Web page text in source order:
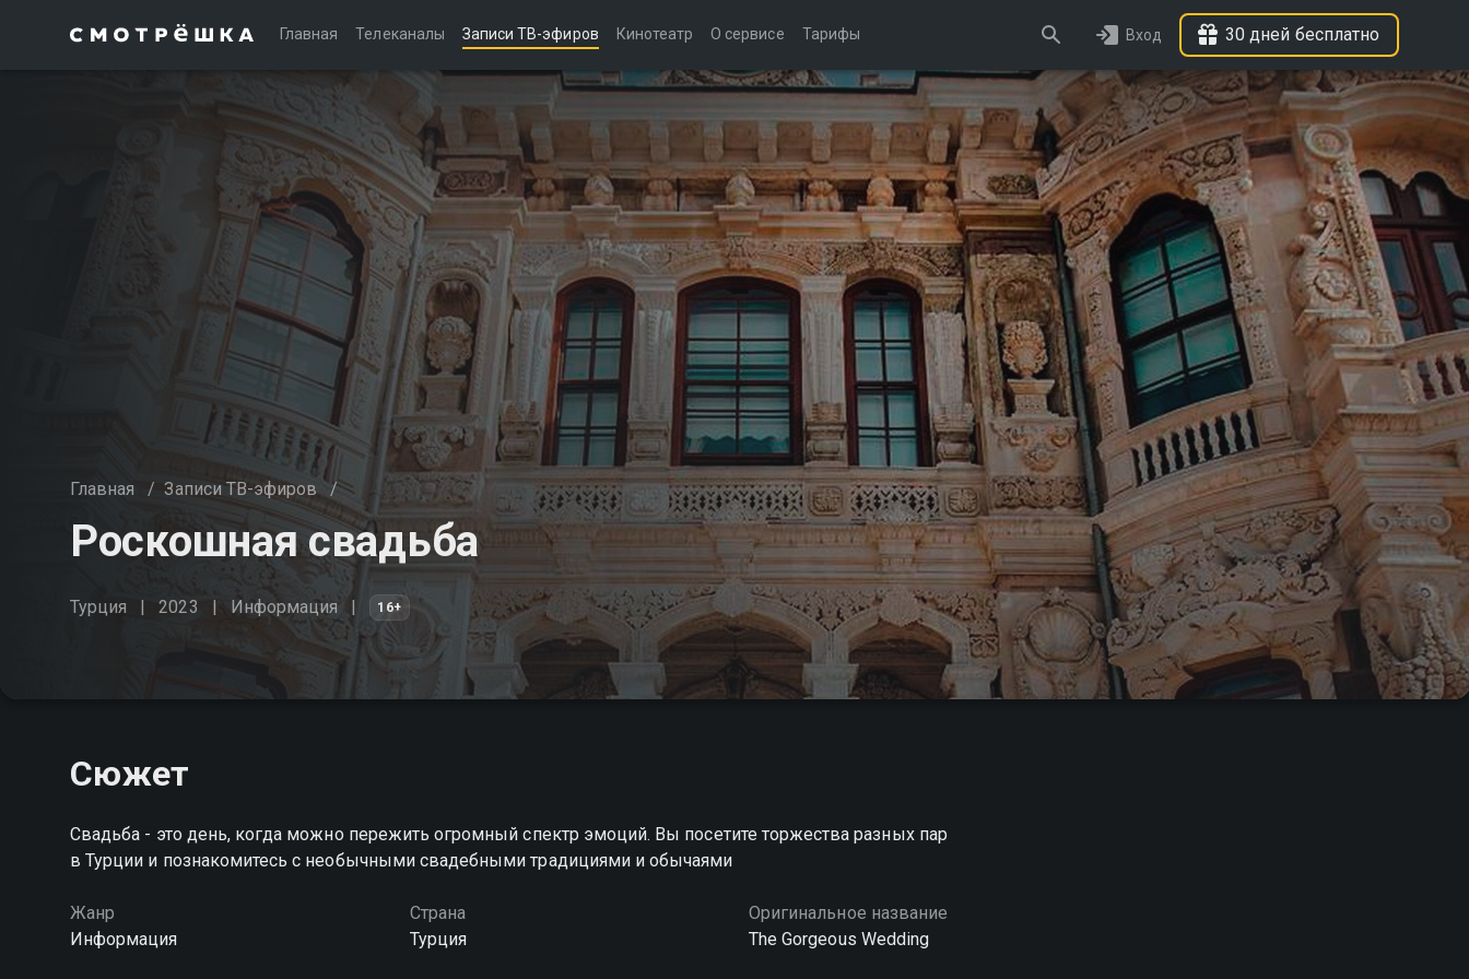
Главная Телеканалы Записи ТВ-эфиров Кинотеатр О сервисе Тарифы Вход 30 дней бесплатно
Главная / Записи ТВ-эфиров /
Роскошная свадьба
Турция 2023 Информация 16+
Сюжет
Свадьба - это день, когда можно пережить огромный спектр эмоций. Вы посетите торжества разных пар
в Турции и познакомитесь с необычными свадебными традициями и обычаями
Жанр
Информация
Страна
Турция
Оригинальное название
The Gorgeous Wedding